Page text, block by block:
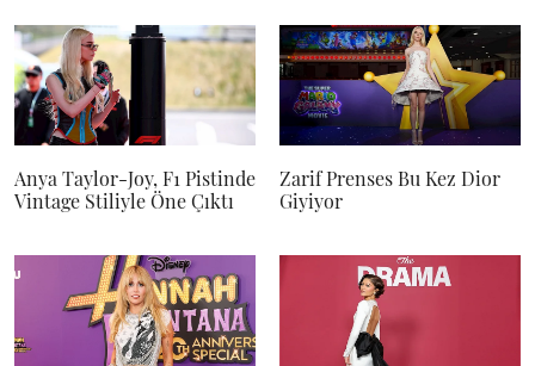
Anya Taylor-Joy, F1 Pistinde
Vintage Stiliyle Öne Çıktı
Zarif Prenses Bu Kez Dior
Giyiyor